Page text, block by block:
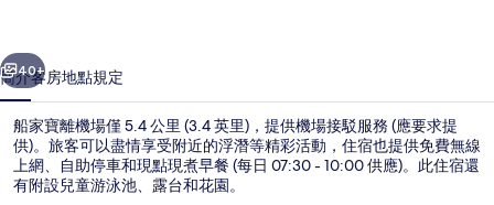
個 下一個
40+
簡介客房地點規定
船家寶離機場僅 5.4 公里 (3.4 英里)，提供機場接駁服務 (應要求提
供)。旅客可以盡情享受附近的浮潛等精彩活動，住宿也提供免費無線
上網、自助停車和現點現煮早餐 (每日 07:30 - 10:00 供應)。此住宿還
有附設兒童游泳池、露台和花園。